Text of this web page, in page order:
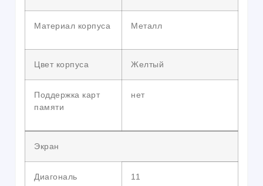
Материал корпуса Металл
Цвет корпуса Желтый
Поддержка карт
памяти
нет
Экран
Диагональ
11